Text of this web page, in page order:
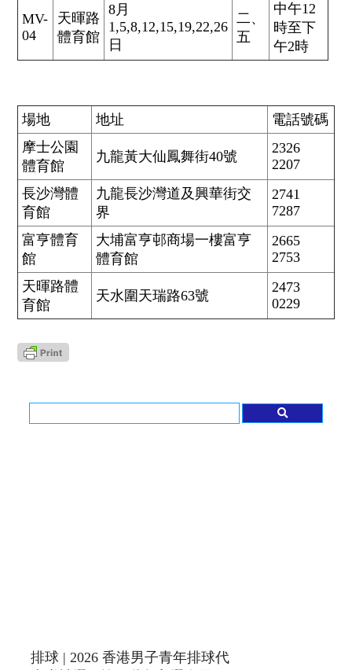
MV-
04
天暉路
體育館
8月
1,5,8,12,15,19,22,26
日
二、
五
中午12
時至下
午2時
場地 地址
電話號碼
摩士公園
體育館
九龍黃大仙鳳舞街40號
2326
2207
長沙灣體
育館
九龍長沙灣道及興華街交
界
2741
7287
富亨體育
館
大埔富亨邨商場一樓富亨
體育館
2665
2753
天暉路體
育館
天水圍天瑞路63號
2473
0229
排球 | 2026 香港男子青年排球代